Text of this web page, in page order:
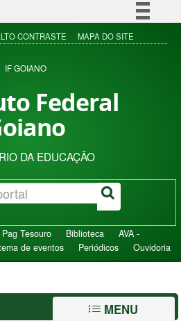
Simplifique!
Acesso à informação
CONTRASTE MAPA DO SITE
IF GOIANO
Federal
DA EDUCAÇÃO
Pag Tesouro Biblioteca
AVA -
de eventos Periódicos Ouvidoria
MENU